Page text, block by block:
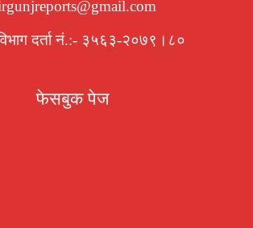
दर्ता नं.:- ३५६३-२०७९।८०
फेसबुक पेज